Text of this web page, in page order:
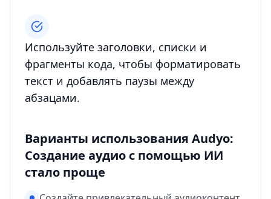
Используйте заголовки, списки и
фрагменты кода, чтобы форматировать
текст и добавлять паузы между
абзацами.
Варианты использования Audyo:
Создание аудио с помощью ИИ
стало проще